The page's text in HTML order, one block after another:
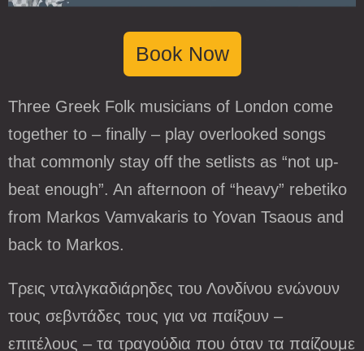
Book Now
Three Greek Folk musicians of London come
together to – finally – play overlooked songs
that commonly stay off the setlists as “not up-
beat enough”. An afternoon of “heavy” rebetiko
from Markos Vamvakaris to Yovan Tsaous and
back to Markos.
Τρεις νταλγκαδιάρηδες του Λονδίνου ενώνουν
τους σεβντάδες τους για να παίξουν –
επιτέλους – τα τραγούδια που όταν τα παίζουμε